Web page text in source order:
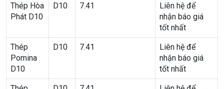
Thép Hòa
Phát D10
D10 7.41
Liên hệ để
nhận báo giá
tốt nhất
Thép
Pomina
D10
D10 7.41
Liên hệ để
nhận báo giá
tốt nhất